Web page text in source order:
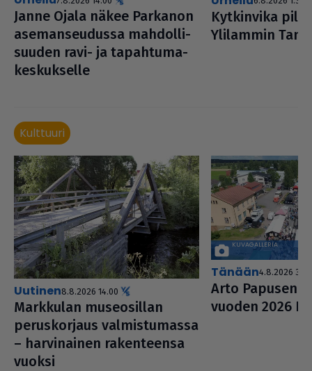
Janne Ojala näkee Parkanon
ase­man­seu­dussa mah­dol­li­
suu­den ravi- ja tapah­tu­ma­
kes­kuk­selle
Kyt­kin­vika
Ylilammin
Kulttuuri
uutinen8.8.2026 14.00
Markkulan muse­o­sil­lan
perus­kor­jaus val­mis­tu­massa
– har­vi­nai­nen raken­teensa
vuoksi
Tänään4.8.2026 3.00
Arto Papusen
vuoden 2026